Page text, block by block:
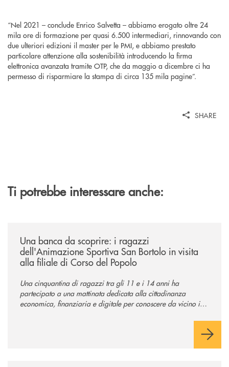
“Nel 2021 – conclude Enrico Salvetta – abbiamo erogato oltre 24
mila ore di formazione per quasi 6.500 intermediari, rinnovando con
due ulteriori edizioni il master per le PMI, e abbiamo prestato
particolare attenzione alla sostenibilità introducendo la firma
elettronica avanzata tramite OTP, che da maggio a dicembre ci ha
permesso di risparmiare la stampa di circa 135 mila pagine”.
SHARE
Ti potrebbe interessare anche:
Una banca da scoprire: i ragazzi
dell'Animazione Sportiva San Bortolo in visita
alla filiale di Corso del Popolo
Una cinquantina di ragazzi tra gli 11 e i 14 anni ha
partecipato a una mattinata dedicata alla cittadinanza
economica, finanziaria e digitale per conoscere da vicino il